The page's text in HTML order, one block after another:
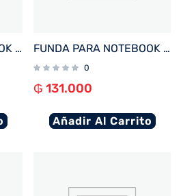
FUNDA PARA NOTEBOOK FTX ZENIT-BL 16″ AZUL 124986 FUNDA PARA NOTEBOOK FTX ZENIT-GN 16″ VERDE
0
₲ 131.000
Añadir Al Carrito